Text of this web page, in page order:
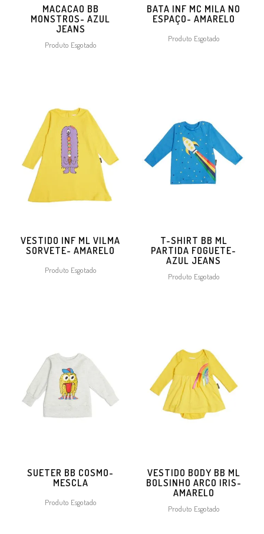
MACACAO BB
MONSTROS- AZUL
JEANS
Produto Esgotado
BATA INF MC MILA NO
ESPAÇO- AMARELO
Produto Esgotado
VESTIDO INF ML VILMA
SORVETE- AMARELO
Produto Esgotado
T-SHIRT BB ML
PARTIDA FOGUETE-
AZUL JEANS
Produto Esgotado
SUETER BB COSMO-
MESCLA
Produto Esgotado
VESTIDO BODY BB ML
BOLSINHO ARCO IRIS-
AMARELO
Produto Esgotado